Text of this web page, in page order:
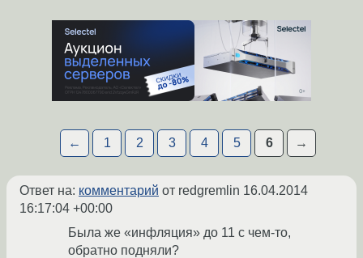
← 1 2 3 4 5 6 →
Ответ на: комментарий от redgremlin 16.04.2014
16:17:04 +00:00
Была же «инфляция» до 11 с чем-то,
обратно подняли?